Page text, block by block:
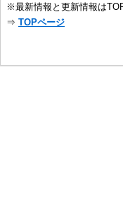
※最新情報と更新情報は
⇒ TOPページ